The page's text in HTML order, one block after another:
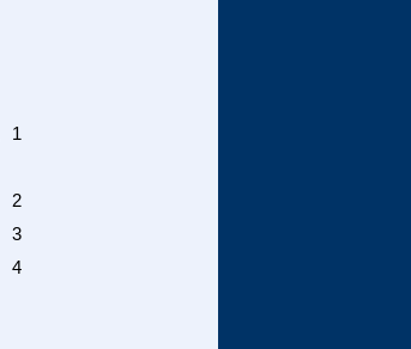
1
2
3
4